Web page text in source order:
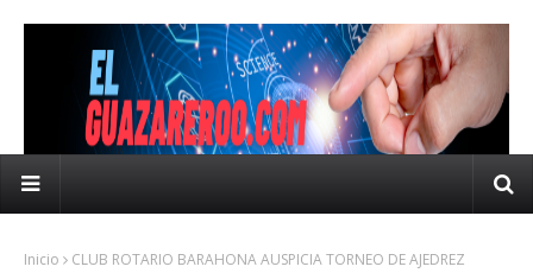
Inicio CLUB ROTARIO BARAHONA AUSPICIA TORNEO DE AJEDREZ